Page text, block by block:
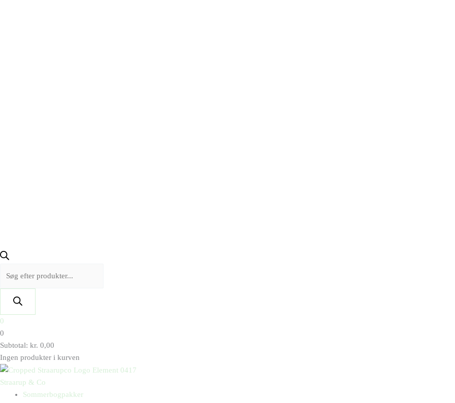
0
0
Subtotal: kr. 0,00
Ingen produkter i kurven
Straarup & Co
Sommerbogpakker